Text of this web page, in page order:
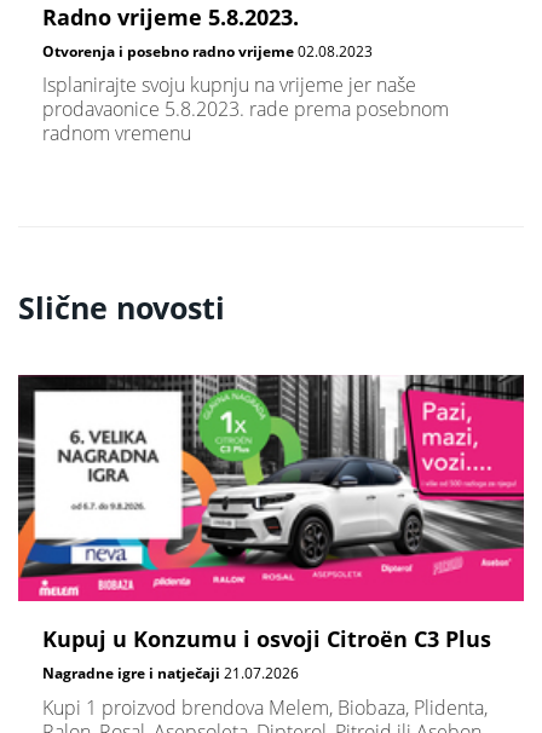
Radno vrijeme 5.8.2023.
Otvorenja i posebno radno vrijeme02.08.2023
Isplanirajte svoju kupnju na vrijeme jer naše
prodavaonice 5.8.2023. rade prema posebnom
radnom vremenu
Slične novosti
Kupuj u Konzumu i osvoji Citroën C3 Plus
Nagradne igre i natječaji 21.07.2026
Kupi 1 proizvod brendova Melem, Biobaza, Plidenta,